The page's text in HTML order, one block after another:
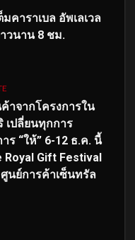
คาราเบล อัพเลเวล
วนาน 8 ชม.
าจากโครงการใน
เปลี่ยนทุกการ
ร “ให้” 6-12 ธ.ค. นี้
Royal Gift Festival
นย์การค้าเซ็นทรัล